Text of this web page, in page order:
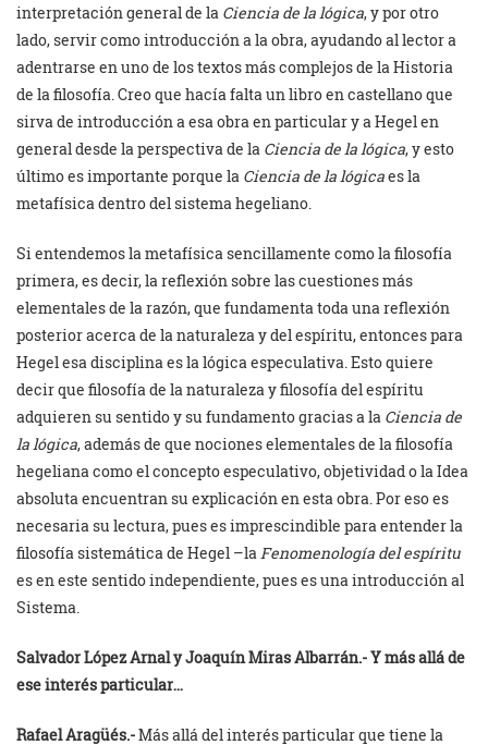
interpretación general de la Ciencia de la lógica, y por otro
lado, servir como introducción a la obra, ayudando al lector a
adentrarse en uno de los textos más complejos de la Historia
de la filosofía. Creo que hacía falta un libro en castellano que
sirva de introducción a esa obra en particular y a Hegel en
general desde la perspectiva de la Ciencia de la lógica, y esto
último es importante porque la Ciencia de la lógicaes la
metafísica dentro del sistema hegeliano.
Si entendemos la metafísica sencillamente como la filosofía
primera, es decir, la reflexión sobre las cuestiones más
elementales de la razón, que fundamenta toda una reflexión
posterior acerca de la naturaleza y del espíritu, entonces para
Hegel esa disciplina es la lógica especulativa. Esto quiere
decir que filosofía de la naturaleza y filosofía del espíritu
adquieren su sentido y su fundamento gracias a la Ciencia de
la lógica, además de que nociones elementales de la filosofía
hegeliana como el concepto especulativo, objetividad o la Idea
absoluta encuentran su explicación en esta obra. Por eso es
necesaria su lectura, pues es imprescindible para entender la
filosofía sistemática de Hegel –la Fenomenología del espíritu
es en este sentido independiente, pues es una introducción al
Sistema.
Salvador López Arnal yJoaquín Miras Albarrán.- Y más allá de
ese interés particular…
Rafael Aragüés.-Más allá del interés particular que tiene la